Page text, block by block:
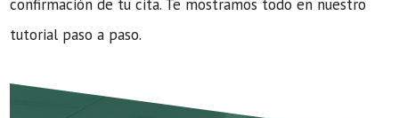
confirmación de tu cita. Te mostramos todo en nuestro
tutorial paso a paso.